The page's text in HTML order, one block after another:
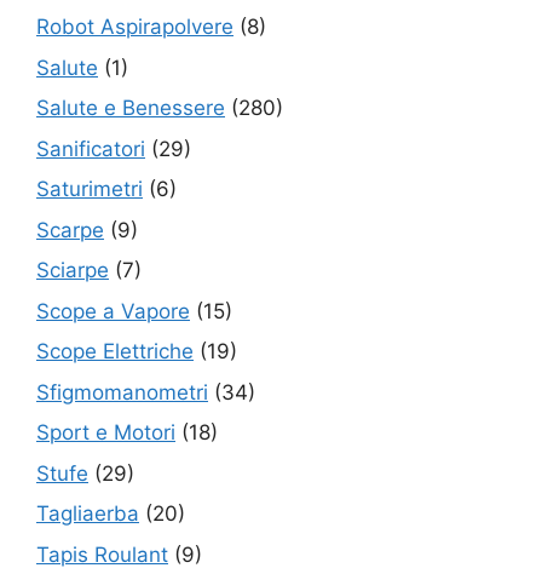
Robot Aspirapolvere (8)
Salute (1)
Salute e Benessere (280)
Sanificatori (29)
Saturimetri (6)
Scarpe (9)
Sciarpe (7)
Scope a Vapore (15)
Scope Elettriche (19)
Sfigmomanometri (34)
Sport e Motori (18)
Stufe (29)
Tagliaerba (20)
Tapis Roulant (9)